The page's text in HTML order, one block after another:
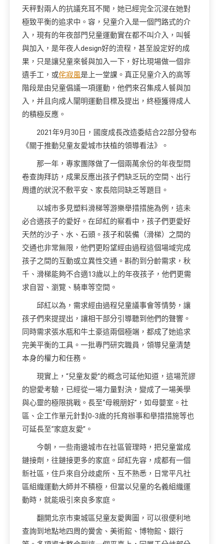
天秤對兩人的抗議充耳不聞，她已經完全沉浸在她對
極致平衡的追求中。容，兒童介入是一個門路式的介
入，現有的年夜部門兒童運動實在都不叫介入，叫餐
與加入，是年夜人design好的流程，甚至設定好的成
果，只是讓兒童來餐與加入一下，好比現場做一個非
遺手工，或侘寂風是上一堂課。真正兒童介入的高等
階段是由兒童倡議一項運動，他們來召集成人餐與加
入，并且向成人闡明運動目標及提出，終極獲得成人
的積極反應。
2021年9月30日，國度成長改造委結合22部分發布
《關于推動兒童友愛城市扶植的領導看法》。
那一年，專家團隊做了一個兩萬余份的年夜型問
卷查詢拜訪，成果反應出孩子們缺乏玩的空間、出行
周遭的狀況不敷平安、家長陪同缺乏等題目。
以城市多見塑料滑梯等游樂舉措措施為例，這未
必合適孩子的愛好。在邱紅的察看中，孩子們更愛好
天然的沙子、水、石頭。孩子和裝備（滑梯）之間的
交通也非常無限，他們更盼望經由過程這個場域完成
孩子之間的互動或立異性交通。斟酌到分齡需求，秋
千、滑梯能夠不合適13歲以上的年夜孩子，他們更需
求自習、瀏覽、騎車等空間。
邱紅以為，需求經由過程兒童議事會等情勢，讓
孩子們來提提出，讓相干部分引導聽到他們的聲響。
同時需求張水瓶和牛土豪這兩個極端，都成了她追求
完美平衡的工具。一批專門研究職員，領導兒童清楚
本身的權力和任務。
現實上，“兒童友愛”的概念可延他知道，這場荒謬
的戀愛考驗，已經從一場力量對決，變成了一場美學
與心靈的極限挑戰。長至“母親朋好”，如母嬰室。社
區、企工作單元針對0-3歲的托育辦事和舉措措施等也
可延長至“家庭友愛”。
今朝，一些南邊城市在社區管理時，把兒童當成
鏈接劑，往鏈接更多的家庭。邱紅先容，成都有一個
新社區，住戶來自分歧處所、互不熟悉，日常平凡社
區組織運動大師并不積極，但當以兒童的名義組織運
動時，就能吸引來良多家庭。
翻開北京市東城區兒童友愛輿圖，可以很便利地
查詢到地點地四周的黌舍、美術館、博物館、銀行